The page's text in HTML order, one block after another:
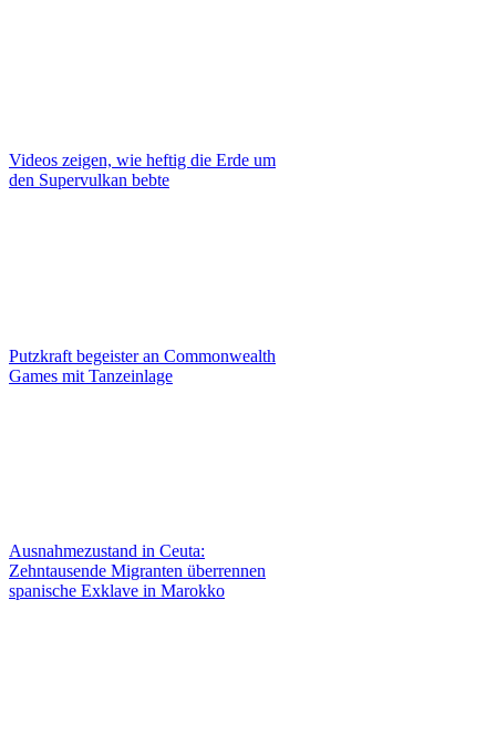
Videos zeigen, wie heftig die Erde um
den Supervulkan bebte
Putzkraft begeister an Commonwealth
Games mit Tanzeinlage
Ausnahmezustand in Ceuta:
Zehntausende Migranten überrennen
spanische Exklave in Marokko